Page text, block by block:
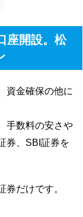
座開設。松
資金確保の他に
手数料の安さや
券、SBI証券を
券だけです。